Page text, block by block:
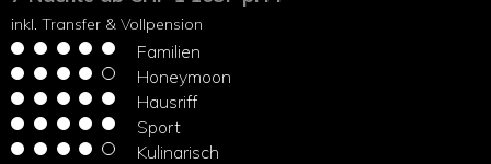
inkl. Transfer & Vollpension
Familien
Honeymoon
Hausriff
Sport
Kulinarisch